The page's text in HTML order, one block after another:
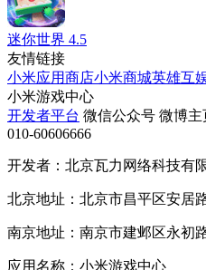
迷你世界 4.5
友情链接
小米应用商店小米商城英雄互
小米游戏中心
开发者平台 微信公众号 微博主
010-60606666
开发者：北京瓦力网络科技有
北京地址：北京市昌平区安居
南京地址：南京市建邺区永初
应用名称：小米游戏中心